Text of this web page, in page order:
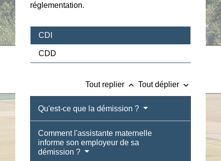
réglementation.
CDI
CDD
Tout replier keyboard_arrow_up Tout déplier keyboard_arrow_down
Qu'est-ce que la démission ?
Comment l'assistante maternelle
informe son employeur de sa
démission ?